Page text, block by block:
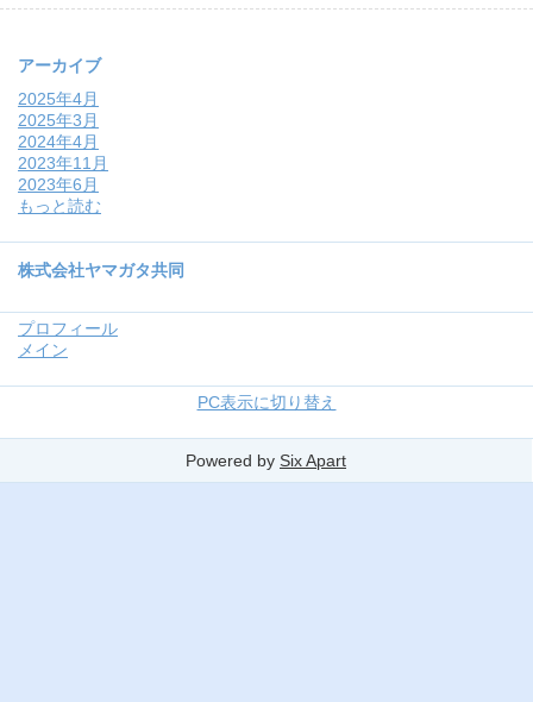
アーカイブ
2025年4月
2025年3月
2024年4月
2023年11月
2023年6月
もっと読む
株式会社ヤマガタ共同
プロフィール
メイン
PC表示に切り替え
Powered by Six Apart